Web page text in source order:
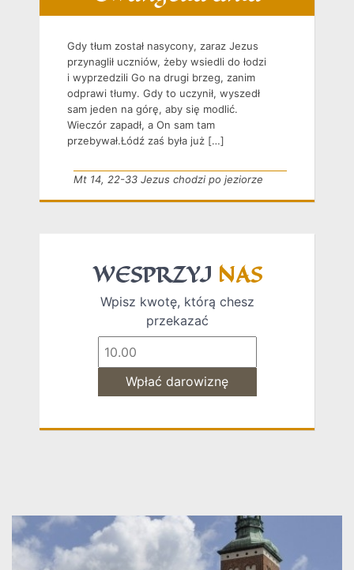
Gdy tłum został nasycony, zaraz Jezus
przynaglił uczniów, żeby wsiedli do łodzi
i wyprzedzili Go na drugi brzeg, zanim
odprawi tłumy. Gdy to uczynił, wyszedł
sam jeden na górę, aby się modlić.
Wieczór zapadł, a On sam tam
przebywał.Łódź zaś była już […]
Mt 14, 22-33 Jezus chodzi po jeziorze
WESPRZYJ NAS
Wpisz kwotę, którą chesz
przekazać